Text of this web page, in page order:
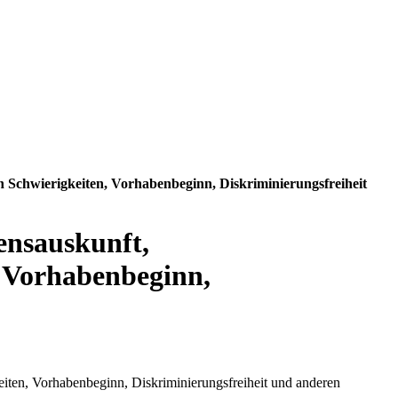
Vorhabenbeginn, Diskriminierungsfreiheit
Vorhabenbeginn, Diskriminierungsfreiheit und anderen